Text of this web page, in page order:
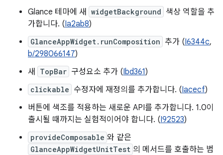
Glance 테마에 새
widgetBackground 색상 역할을 추
가합니다. (Ia2ab8)
GlanceAppWidget.runComposition 추가 (I6344c,
b/298066147)
새
TopBar 구성요소 추가 (Ibd361)
clickable 수정자에 재정의를 추가합니다. (Iacecf)
버튼에 색조를 적용하는 새로운 API를 추가합니다. 1.0이
출시될 때까지는 실험적이어야 합니다. (I92523)
provideComposable 와 같은
GlanceAppWidgetUnitTest 의 메서드를 호출하는 범